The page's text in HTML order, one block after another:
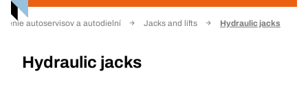
autoservisov a autodielní Jacks and lifts Hydraulic jacks
Hydraulic jacks